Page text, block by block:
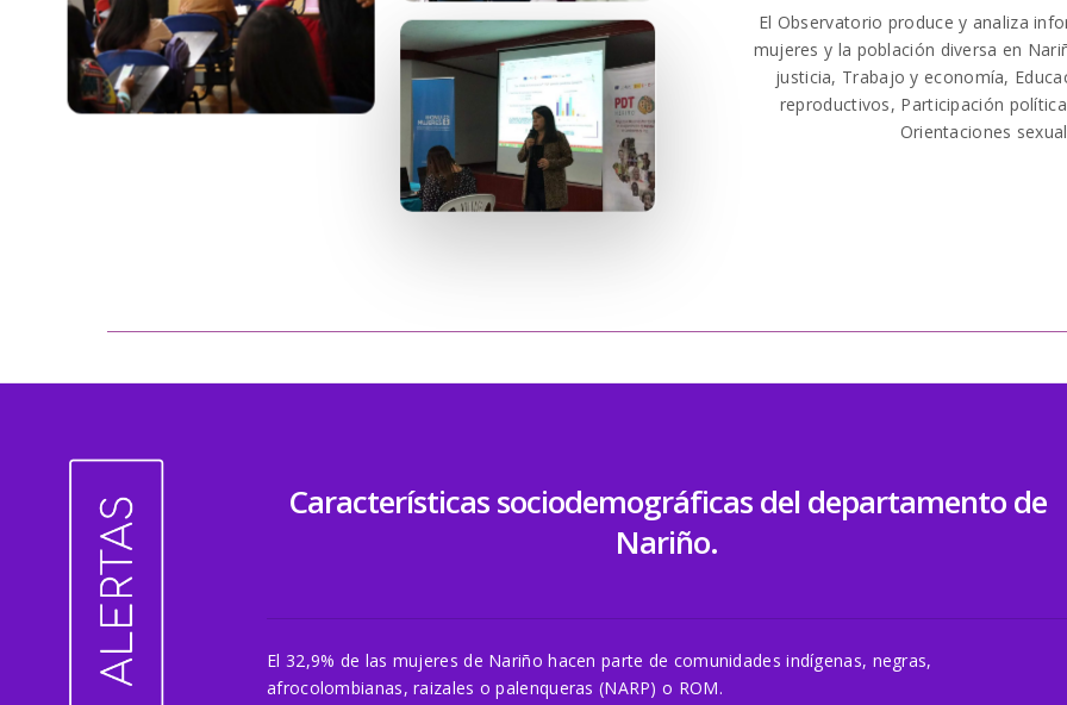
El Observatorio produce y analiza
mujeres y la población diversa en
justicia, Trabajo y economía,
reproductivos, Participación
Orientaciones
Características sociodemográficas del departamento de
Nariño.
El 32,9% de las mujeres de Nariño hacen parte de comunidades indígenas, negras,
afrocolombianas, raizales o palenqueras (NARP) o ROM.